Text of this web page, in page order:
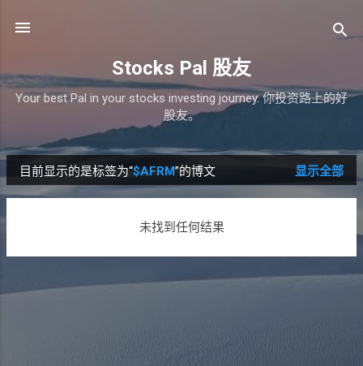
Stocks Pal 股友
Your best Pal in your stocks investing journey. 你投资路上的好
股友。
博
目前显示的是标签为“$AFRM”的博文 显示全部
未找到任何结果